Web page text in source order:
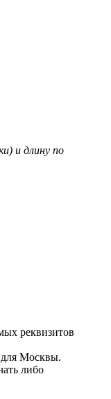
и длину по
реквизитов
для Москвы.
либо